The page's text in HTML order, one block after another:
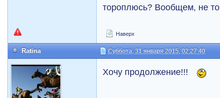
тороплюсь? Вообщем, не
Наверх
Ratina Суббота, 31 января 2015, 02:27:40
Хочу продолжение!!!